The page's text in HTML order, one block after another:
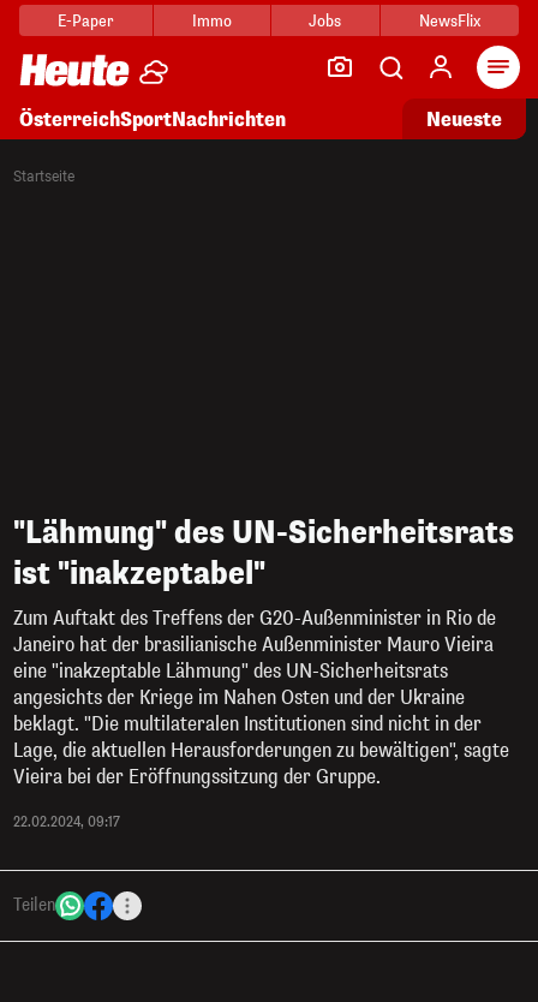
E-Paper Immo Jobs NewsFlix
ÖsterreichSportNachrichten Neueste
Startseite
"Lähmung" des UN-Sicherheitsrats
ist "inakzeptabel"
Zum Auftakt des Treffens der G20-Außenminister in Rio de
Janeiro hat der brasilianische Außenminister Mauro Vieira
eine "inakzeptable Lähmung" des UN-Sicherheitsrats
angesichts der Kriege im Nahen Osten und der Ukraine
beklagt. "Die multilateralen Institutionen sind nicht in der
Lage, die aktuellen Herausforderungen zu bewältigen", sagte
Vieira bei der Eröffnungssitzung der Gruppe.
22.02.2024, 09:17
Teilen